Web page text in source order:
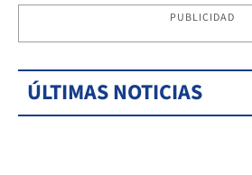
PUBLICIDAD
ÚLTIMAS NOTICIAS